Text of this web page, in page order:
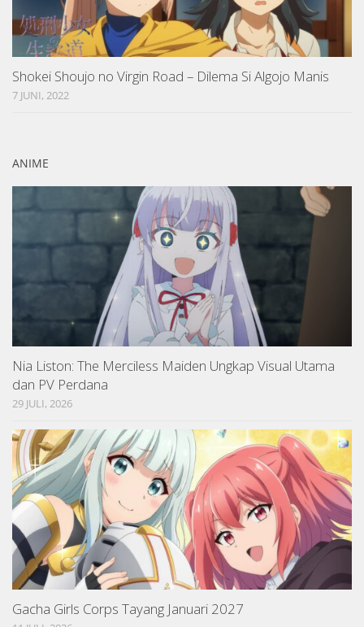
Shokei Shoujo no Virgin Road – Dilema Si Algojo Manis
7 JUNI, 2022
ANIME
Nia Liston: The Merciless Maiden Ungkap Visual Utama
dan PV Perdana
29 JULI, 2026
Gacha Girls Corps Tayang Januari 2027